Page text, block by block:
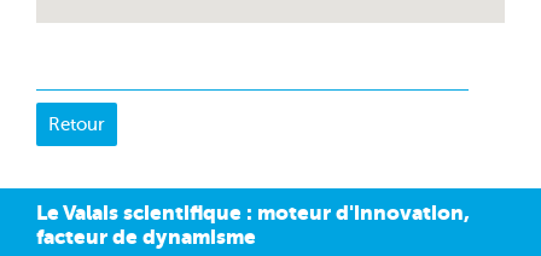
Le Valais scientifique : moteur d'innovation,
facteur de dynamisme